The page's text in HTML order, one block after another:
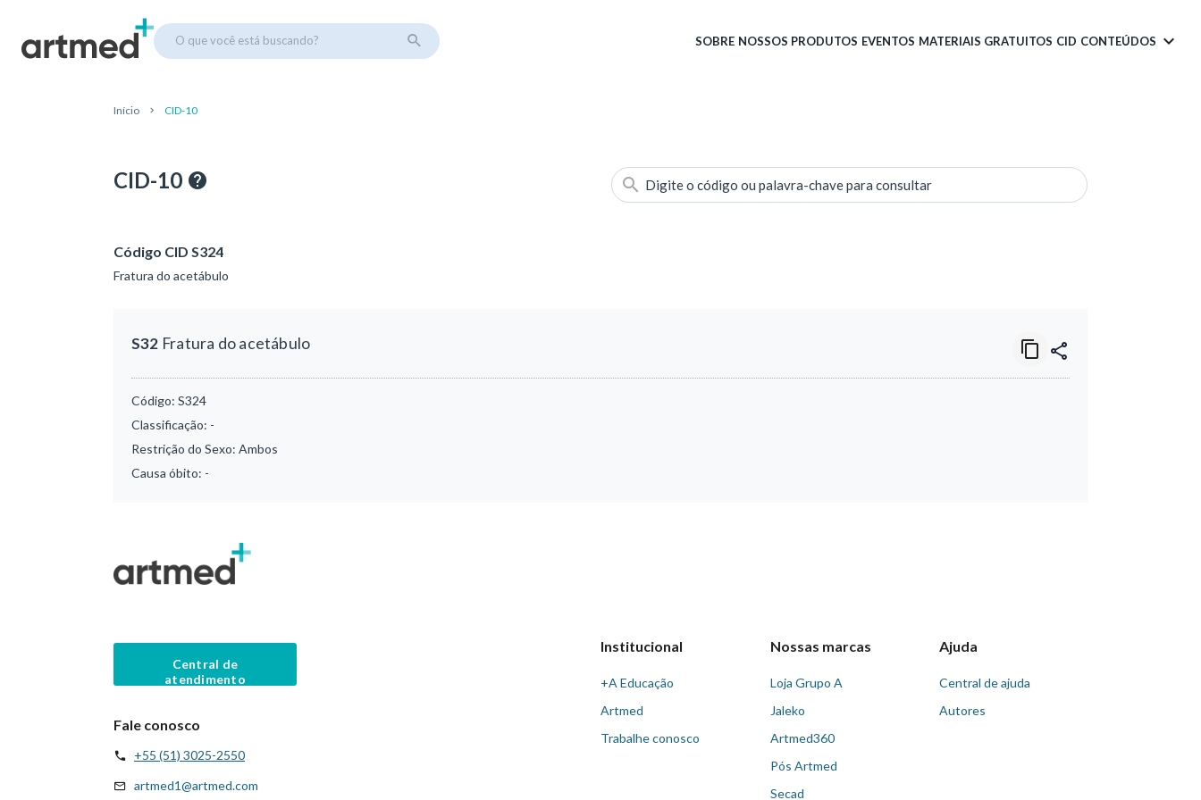
O que você está buscando? SOBRE NOSSOS PRODUTOS EVENTOS MATERIAIS GRATUITOS CID CONTEÚDOS
Início CID-10
CID-10 Digite o código ou palavra-chave para consultar
Código CID S324
Fratura do acetábulo
S32 Fratura do acetábulo
Código: S324
Classificação: -
Restrição do Sexo: Ambos
Causa óbito: -
Central de
atendimento
Fale conosco
+55 (51) 3025-2550
artmed1@artmed.com
Institucional
+A Educação
Artmed
Trabalhe conosco
Nossas marcas
Loja Grupo A
Jaleko
Artmed360
Pós Artmed
Secad
Ajuda
Central de ajuda
Autores